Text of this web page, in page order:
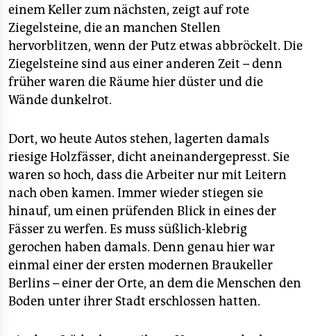
einem Keller zum nächsten, zeigt auf rote
Ziegelsteine, die an manchen Stellen
hervorblitzen, wenn der Putz etwas abbröckelt. Die
Ziegelsteine sind aus einer anderen Zeit – denn
früher waren die Räume hier düster und die
Wände dunkelrot.
Dort, wo heute Autos stehen, lagerten damals
riesige Holzfässer, dicht aneinandergepresst. Sie
waren so hoch, dass die Arbeiter nur mit Leitern
nach oben kamen. Immer wieder stiegen sie
hinauf, um einen prüfenden Blick in eines der
Fässer zu werfen. Es muss süßlich-klebrig
gerochen haben damals. Denn genau hier war
einmal einer der ersten modernen Braukeller
Berlins – einer der Orte, an dem die Menschen den
Boden unter ihrer Stadt erschlossen hatten.